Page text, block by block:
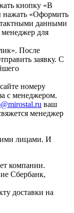
кнопку «В
нажать «Оформить
данными
менеджер для
». После
заявку. С
номеру
с менеджером.
ваш
менеджер
лицами. И
компании.
Сбербанк,
доставки на